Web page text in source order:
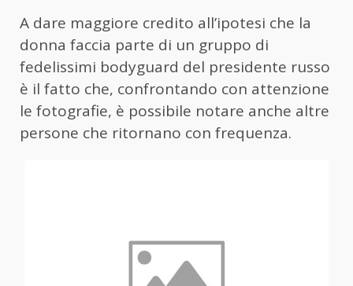
A dare maggiore credito all’ipotesi che la
donna faccia parte di un gruppo di
fedelissimi bodyguard del presidente russo
è il fatto che, confrontando con attenzione
le fotografie, è possibile notare anche altre
persone che ritornano con frequenza.